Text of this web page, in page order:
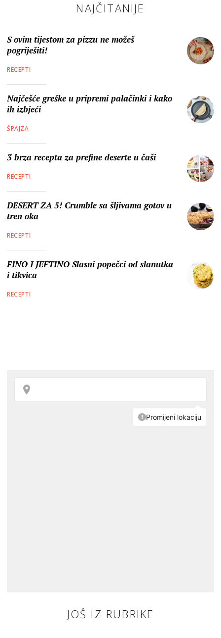
NAJČITANIJE
S ovim tijestom za pizzu ne možeš
pogriješiti!
RECEPTI
Najčešće greške u pripremi palačinki i kako
ih izbjeći
ŠPAJZA
3 brza recepta za prefine deserte u čaši
RECEPTI
DESERT ZA 5! Crumble sa šljivama gotov u
tren oka
RECEPTI
FINO I JEFTINO Slasni popečci od slanutka
i tikvica
RECEPTI
JOŠ IZ RUBRIKE